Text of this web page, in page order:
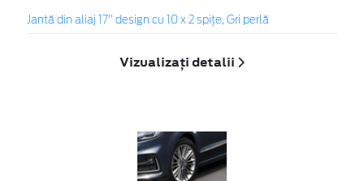
Jantă din aliaj 17" design cu 10 x 2 spițe, Gri perlă
Vizualizați detalii